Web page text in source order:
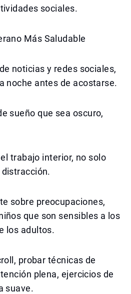
sociales.
Más Saludable
noticias y redes sociales,
noche antes de acostarse.
sueño que sea oscuro,
trabajo interior, no solo
sobre preocupaciones,
que son sensibles a los
los adultos.
probar técnicas de
plena, ejercicios de
suave.